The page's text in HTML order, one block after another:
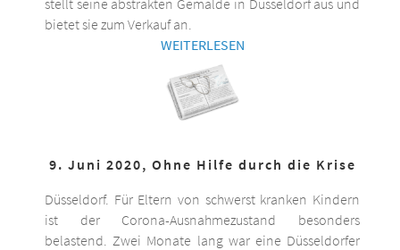
bietet sie zum Verkauf an.
WEITERLESEN
9. Juni 2020, Ohne Hilfe durch die Krise
Düsseldorf. Für Eltern von schwerst kranken Kindern
ist der Corona-Ausnahmezustand besonders
belastend. Zwei Monate lang war eine Düsseldorfer